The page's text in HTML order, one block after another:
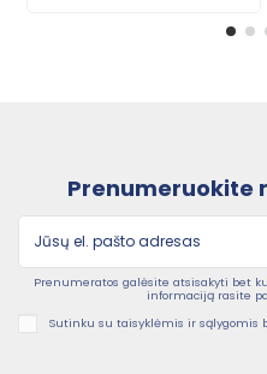
Prenumeruokite
Prenumeratos galėsite atsisakyti bet
informaciją rasite
Sutinku su taisyklėmis ir sąlygomis